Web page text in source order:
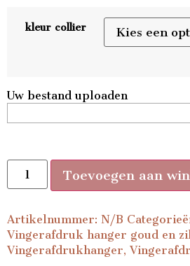
kleur collier
Uw bestand uploaden
Toevoegen aan
Artikelnummer: N/B
Vingerafdruk hanger goud en
Vingerafdrukhanger,